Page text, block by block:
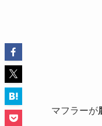
マフラーが